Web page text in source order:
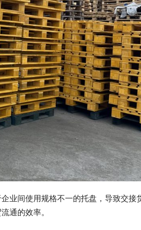
业间使用规格不一的托盘，导致交接
通的效率。